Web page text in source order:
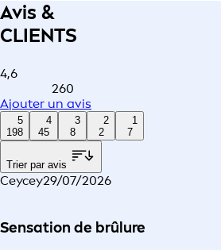
Avis &
CLIENTS
4,6
260
Ajouter un avis
5
198
4
45
3
8
2
2
1
7
Trier par avis
Ceycey29/07/2026
Sensation de brûlure